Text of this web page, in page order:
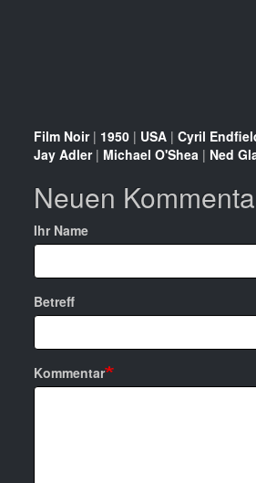
Film Noir| 1950 | USA | Cyril
Jay Adler| Michael O'Shea | Ned
Neuen
Ihr Name
Betreff
Kommentar